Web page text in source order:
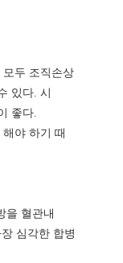
두 조직손상
있다. 시
좋다.
야 하기 때
을 혈관내
심각한 합병